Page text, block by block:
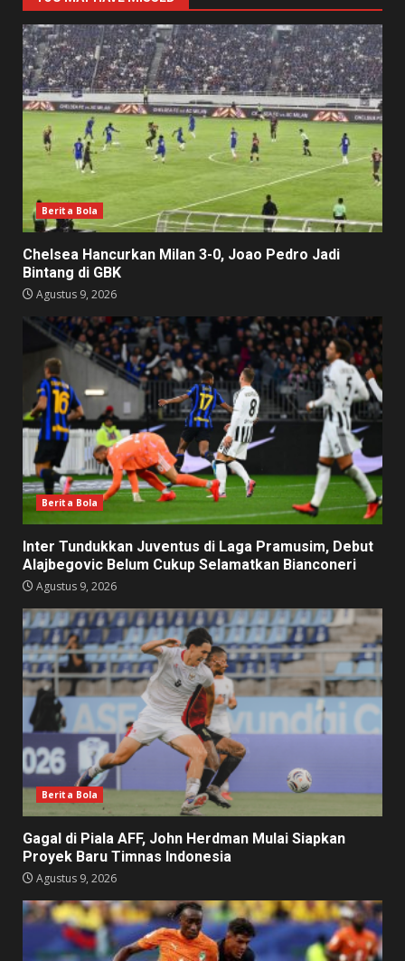
Berita Bola
Chelsea Hancurkan Milan 3-0, Joao Pedro Jadi
Bintang di GBK
Agustus 9, 2026
Berita Bola
Inter Tundukkan Juventus di Laga Pramusim, Debut
Alajbegovic Belum Cukup Selamatkan Bianconeri
Agustus 9, 2026
Berita Bola
Gagal di Piala AFF, John Herdman Mulai Siapkan
Proyek Baru Timnas Indonesia
Agustus 9, 2026